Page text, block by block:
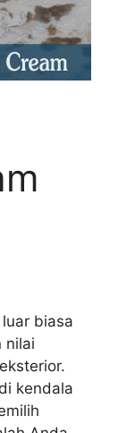
biasa
nilai
kendala